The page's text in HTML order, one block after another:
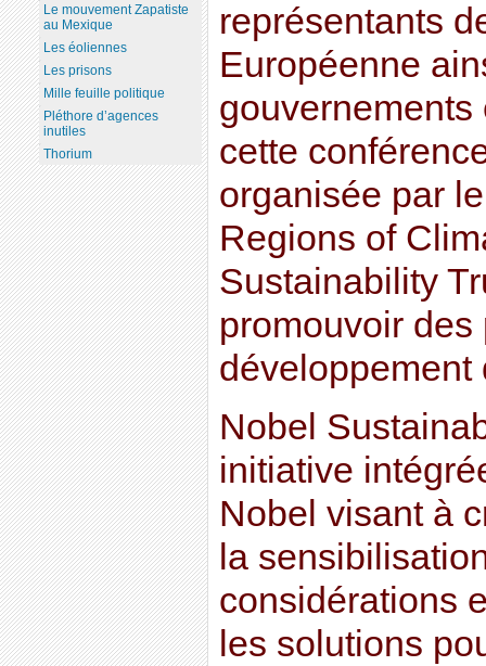
représentants
Européenne
cette
organisée par
Regions of
Sustainability
promouvoir
développement
Nobel
initiative
Nobel visant à
la
considérations
les solutions
Le mouvement Zapatiste
au Mexique
Les éoliennes
Les prisons
Mille feuille politique
Pléthore d’agences
inutiles
Thorium